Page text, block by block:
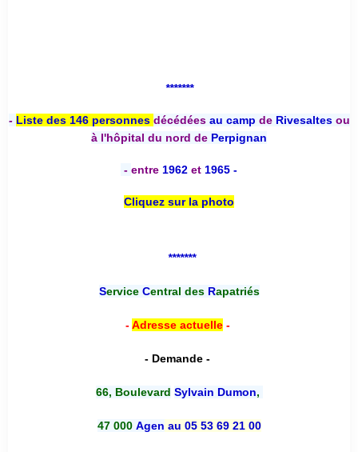
*******
- Liste des 146 personnes décédées au camp deRivesaltesou
à l'hôpital du nord de Perpignan
- entre 1962 et 1965 -
Cliquez sur la photo
*******
Service Central desRapatriés
-Adresse actuelle-
- Demande -
66, Boulevard Sylvain Dumon,
47 000 Agen au 05 53 69 21 00